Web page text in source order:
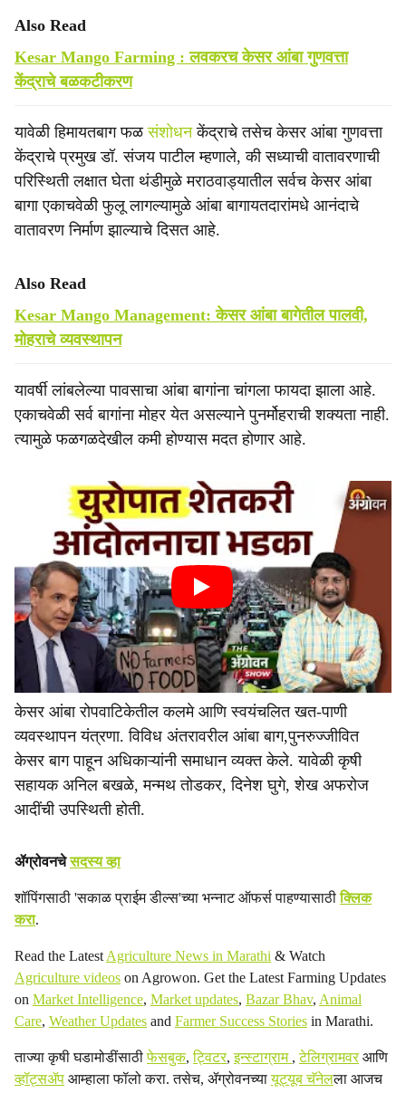
Also Read
Kesar Mango Farming : लवकरच केसर आंबा गुणवत्ता
केंद्राचे बळकटीकरण
यावेळी हिमायतबाग फळसंशोधनकेंद्राचे तसेच केसर आंबा गुणवत्ता
केंद्राचे प्रमुख डॉ. संजय पाटील म्हणाले, की सध्याची वातावरणाची
परिस्थिती लक्षात घेता थंडीमुळे मराठवाड्यातील सर्वच केसर आंबा
बागा एकाचवेळी फुलू लागल्यामुळे आंबा बागायतदारांमधे आनंदाचे
वातावरण निर्माण झाल्याचे दिसत आहे.
Also Read
Kesar Mango Management: केसर आंबा बागेतील पालवी,
मोहराचे व्यवस्थापन
यावर्षी लांबलेल्या पावसाचा आंबा बागांना चांगला फायदा झाला आहे.
एकाचवेळी सर्व बागांना मोहर येत असल्याने पुनर्मोहराची शक्यता नाही.
त्यामुळे फळगळदेखील कमी होण्यास मदत होणार आहे.
केसर आंबा रोपवाटिकेतील कलमे आणि स्वयंचलित खत-पाणी
व्यवस्थापन यंत्रणा. विविध अंतरावरील आंबा बाग,पुनरुज्जीवित
केसर बाग पाहून अधिकाऱ्यांनी समाधान व्यक्त केले. यावेळी कृषी
सहायक अनिल बखळे, मन्मथ तोडकर, दिनेश घुगे, शेख अफरोज
आदींची उपस्थिती होती.
ॲग्रोवनचेसदस्य व्हा
शॉपिंगसाठी 'सकाळ प्राईम डील्स'च्या भन्नाट ऑफर्स पाहण्यासाठीक्लिक
करा.
Read the Latest Agriculture News in Marathi & Watch
Agriculture videos on Agrowon. Get the Latest Farming Updates
on Market Intelligence, Market updates, Bazar Bhav, Animal
Care, Weather Updates and Farmer Success Stories in Marathi.
ताज्या कृषी घडामोडींसाठीफेसबुक,ट्विटर,इन्स्टाग्राम ,टेलिग्रामवरआणि
व्हॉट्सॲप आम्हाला फॉलो करा. तसेच, ॲग्रोवनच्यायूट्यूब चॅनेलला आजच